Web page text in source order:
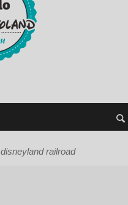
disneyland railroad